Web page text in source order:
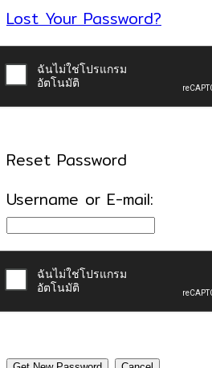
Lost Your Password?
Reset Password
Username or E-mail: